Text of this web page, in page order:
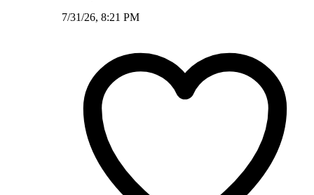
7/31/26, 8:21 PM